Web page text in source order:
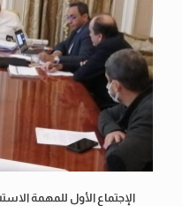
الإجتماع الأول للمهمة